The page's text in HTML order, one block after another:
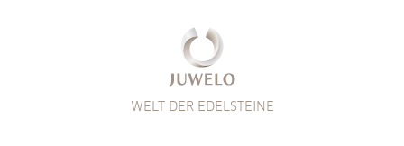
WELT DER EDELSTEINE